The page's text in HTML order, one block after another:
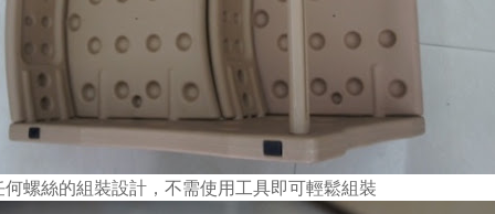
何螺絲的組裝設計，不需使用工具即可輕鬆組裝